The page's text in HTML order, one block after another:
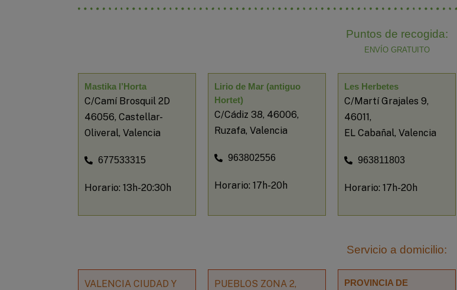
Puntos de recogida:
ENVÍO GRATUITO
Mastika l’Horta
C/Camí Brosquil 2D
46056, Castellar-
Oliveral, Valencia
677533315
Horario: 13h-20:30h
Lirio de Mar (antiguo
Hortet)
C/Cádiz 38, 46006,
Ruzafa, Valencia
963802556
Horario: 17h-20h
Les Herbetes
C/Martí Grajales 9,
46011,
EL Cabañal, Valencia
963811803
Horario: 17h-20h
Servicio a domicilio:
VALENCIA CIUDAD Y
PUEBLOS ZONA 2,
PROVINCIA DE